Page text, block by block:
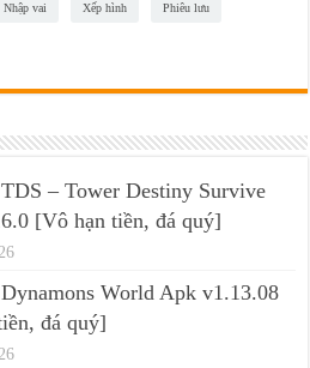
Nhập vai Xếp hình Phiêu lưu
– Tower Destiny Survive
[Vô hạn tiền, đá quý]
World Apk v1.13.08
đá quý]